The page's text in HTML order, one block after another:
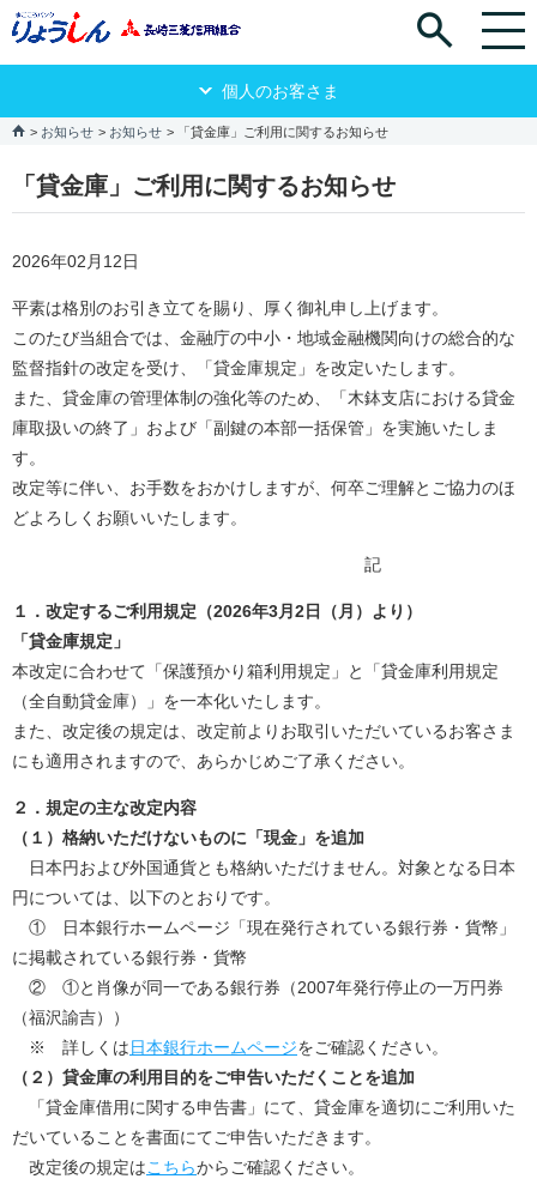
個人のお客さま
お知らせ お知らせ 「貸金庫」ご利用に関するお知らせ
「貸金庫」ご利用に関するお知らせ
2026年02月12日
平素は格別のお引き立てを賜り、厚く御礼申し上げます。
このたび当組合では、金融庁の中小・地域金融機関向けの総合的な
監督指針の改定を受け、「貸金庫規定」を改定いたします。
また、貸金庫の管理体制の強化等のため、「木鉢支店における貸金
庫取扱いの終了」および「副鍵の本部一括保管」を実施いたしま
す。
改定等に伴い、お手数をおかけしますが、何卒ご理解とご協力のほ
どよろしくお願いいたします。
記
１．改定するご利用規定（2026年3月 2日（月）より）
「貸金庫規定」
本改定に合わせて「保護預かり箱利用規定」と「貸金庫利用規定
（全自動貸金庫）」を一本化いたします。
また、改定後の規定は、改定前よりお取引いただいているお客さま
にも適用されますので、あらかじめご了承ください。
２．規定の主な改定内容
（１）格納いただけないものに「現金」を追加
日本円および外国通貨とも格納いただけません。対象となる日本
円については、以下のとおりです。
① 日本銀行ホームページ「現在発行されている銀行券・貨幣」
に掲載されている銀行券・貨幣
② ①と肖像が同一である銀行券（2007年発行停止の一万円券
（福沢諭吉））
※ 詳しくは日本銀行ホームページをご確認ください。
（２）貸金庫の利用目的をご申告いただくことを追加
「貸金庫借用に関する申告書」にて、貸金庫を適切にご利用いた
だいていることを書面にてご申告いただきます。
改定後の規定はこちらからご確認ください。